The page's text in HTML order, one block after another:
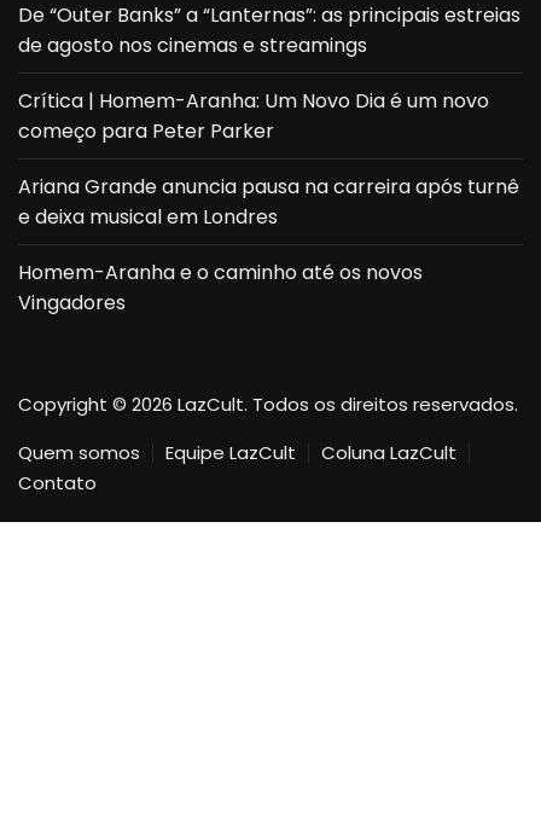
De “Outer Banks” a “Lanternas”: as principais estreias
de agosto nos cinemas e streamings
Crítica | Homem-Aranha: Um Novo Dia é um novo
começo para Peter Parker
Ariana Grande anuncia pausa na carreira após turnê
e deixa musical em Londres
Homem-Aranha e o caminho até os novos
Vingadores
Copyright © 2026 LazCult. Todos os direitos reservados.
Quem somos
Equipe LazCult
Coluna LazCult
Contato